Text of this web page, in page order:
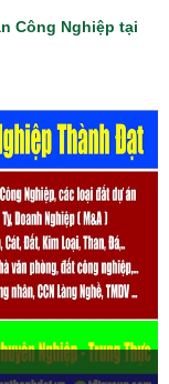
Công Nghiệp tại